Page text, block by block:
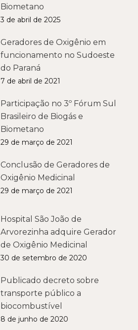
Biometano
3 de abril de 2025
Geradores de Oxigênio em
funcionamento no Sudoeste
do Paraná
7 de abril de 2021
Participação no 3º Fórum Sul
Brasileiro de Biogás e
Biometano
29 de março de 2021
Conclusão de Geradores de
Oxigênio Medicinal
29 de março de 2021
Hospital São João de
Arvorezinha adquire Gerador
de Oxigênio Medicinal
30 de setembro de 2020
Publicado decreto sobre
transporte público a
biocombustível
8 de junho de 2020